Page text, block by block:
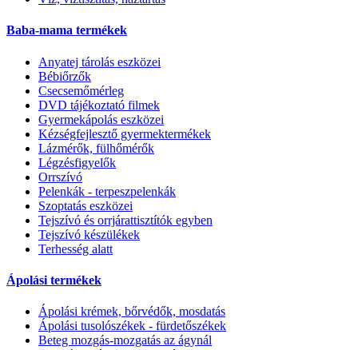
Baba-mama termékek
Anyatej tárolás eszközei
Bébiőrzők
Csecsemőmérleg
DVD tájékoztató filmek
Gyermekápolás eszközei
Kézségfejlesztő gyermektermékek
Lázmérők, fülhőmérők
Légzésfigyelők
Orrszívó
Pelenkák - terpeszpelenkák
Szoptatás eszközei
Tejszívó és orrjárattisztítók egyben
Tejszívó készülékek
Terhesség alatt
Ápolási termékek
Ápolási krémek, bőrvédők, mosdatás
Ápolási tusolószékek - fürdetőszékek
Beteg mozgás-mozgatás az ágynál